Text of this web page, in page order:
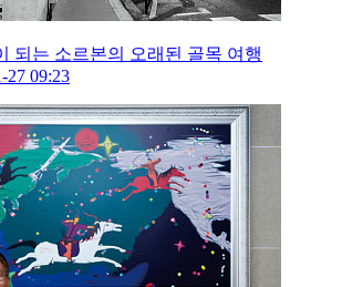
되는 소르본의 오래된 골목 여행
27 09:23